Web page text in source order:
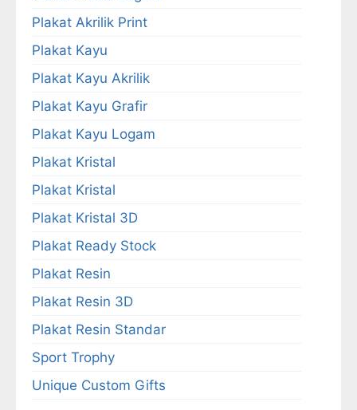
Plakat Akrilik Print
Plakat Kayu
Plakat Kayu Akrilik
Plakat Kayu Grafir
Plakat Kayu Logam
Plakat Kristal
Plakat Kristal
Plakat Kristal 3D
Plakat Ready Stock
Plakat Resin
Plakat Resin 3D
Plakat Resin Standar
Sport Trophy
Unique Custom Gifts